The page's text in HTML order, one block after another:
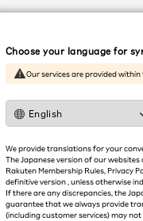
Choose your language for
Our services are provided
We provide translations for your
The Japanese version of our
Rakuten Membership Rules, Privacy
definitive version , unless otherwise
If there are any discrepancies, the
guarantee that we always provide
(including customer services) may not
利用ガイドを読む